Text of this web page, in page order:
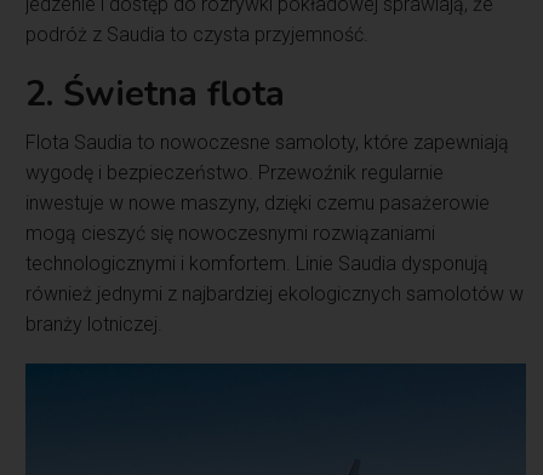
jedzenie i dostęp do rozrywki pokładowej sprawiają, że
podróż z Saudia to czysta przyjemność.
2. Świetna flota
Flota Saudia to nowoczesne samoloty, które zapewniają
wygodę i bezpieczeństwo. Przewoźnik regularnie
inwestuje w nowe maszyny, dzięki czemu pasażerowie
mogą cieszyć się nowoczesnymi rozwiązaniami
technologicznymi i komfortem. Linie Saudia dysponują
również jednymi z najbardziej ekologicznych samolotów w
branży lotniczej.